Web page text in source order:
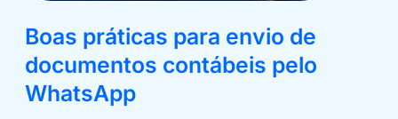
Boas práticas para envio de
documentos contábeis pelo
WhatsApp